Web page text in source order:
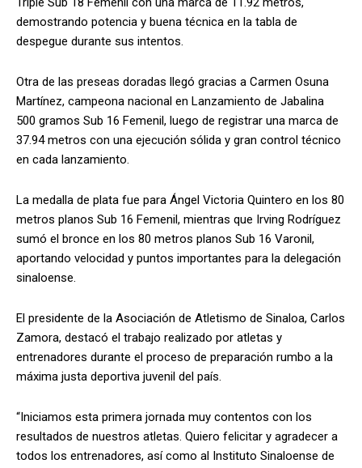
demostrando potencia y buena técnica en la tabla de
despegue durante sus intentos.
Otra de las preseas doradas llegó gracias a Carmen Osuna
Martínez, campeona nacional en Lanzamiento de Jabalina
500 gramos Sub 16 Femenil, luego de registrar una marca de
37.94 metros con una ejecución sólida y gran control técnico
en cada lanzamiento.
La medalla de plata fue para Ángel Victoria Quintero en los 80
metros planos Sub 16 Femenil, mientras que Irving Rodríguez
sumó el bronce en los 80 metros planos Sub 16 Varonil,
aportando velocidad y puntos importantes para la delegación
sinaloense.
El presidente de la Asociación de Atletismo de Sinaloa, Carlos
Zamora, destacó el trabajo realizado por atletas y
entrenadores durante el proceso de preparación rumbo a la
máxima justa deportiva juvenil del país.
“Iniciamos esta primera jornada muy contentos con los
resultados de nuestros atletas. Quiero felicitar y agradecer a
todos los entrenadores, así como al Instituto Sinaloense de